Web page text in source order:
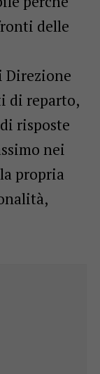
delle
Direzione
di reparto,
risposte
nei
propria